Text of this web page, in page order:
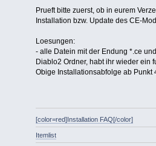
Prueft bitte zuerst, ob in eurem
Installation bzw. Update des CE-
Loesungen:
- alle Datein mit der Endung *.ce
Diablo2 Ordner, habt ihr wieder ein
Obige Installationsabfolge ab Punkt
[color=red]Installation FAQ[/color]
Itemlist